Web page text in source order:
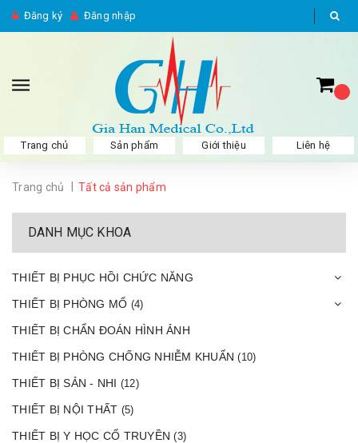
Đăng ký Đăng nhập
Trang chủ Sản phẩm Giới thiệu Liên hệ
Trang chủ Tất cả sản phẩm
DANH MỤC KHOA
THIẾT BỊ PHỤC HỒI CHỨC NĂNG
THIẾT BỊ PHÒNG MỔ (4)
THIẾT BỊ CHẨN ĐOÁN HÌNH ẢNH
THIẾT BỊ PHÒNG CHỐNG NHIỄM KHUẨN(10)
THIẾT BỊ SẢN - NHI (12)
THIẾT BỊ NỘI THẤT (5)
THIẾT BỊ Y HỌC CỔ TRUYỀN(3)